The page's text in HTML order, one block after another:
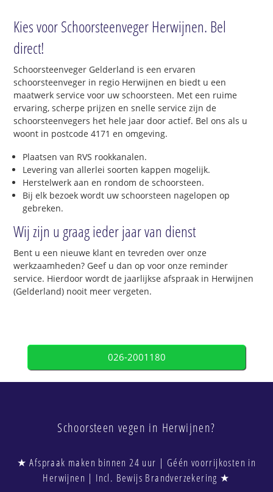
Kies voor Schoorsteenveger Herwijnen. Bel
direct!
Schoorsteenveger Gelderland is een ervaren
schoorsteenveger in regio Herwijnen en biedt u een
maatwerk service voor uw schoorsteen. Met een ruime
ervaring, scherpe prijzen en snelle service zijn de
schoorsteenvegers het hele jaar door actief. Bel ons als u
woont in postcode 4171 en omgeving.
Plaatsen van RVS rookkanalen.
Levering van allerlei soorten kappen mogelijk.
Herstelwerk aan en rondom de schoorsteen.
Bij elk bezoek wordt uw schoorsteen nagelopen op
gebreken.
Wij zijn u graag ieder jaar van dienst
Bent u een nieuwe klant en tevreden over onze
werkzaamheden? Geef u dan op voor onze reminder
service. Hierdoor wordt de jaarlijkse afspraak in Herwijnen
(Gelderland) nooit meer vergeten.
026-2001180
Schoorsteen vegen in Herwijnen?
★ Afspraak maken binnen 24 uur | Géén voorrijkosten in
Herwijnen | Incl. Bewijs Brandverzekering ★